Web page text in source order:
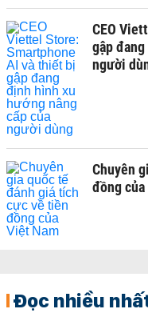
CEO
gập
người
Chuyên
đồng
Đọc nhiều